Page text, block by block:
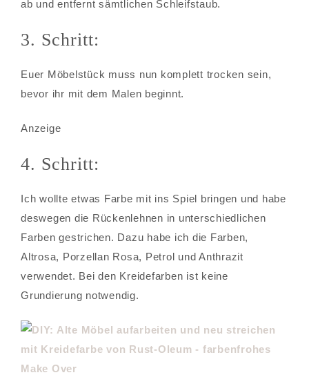
ab und entfernt sämtlichen Schleifstaub.
3. Schritt:
Euer Möbelstück muss nun komplett trocken sein,
bevor ihr mit dem Malen beginnt.
Anzeige
4. Schritt:
Ich wollte etwas Farbe mit ins Spiel bringen und habe
deswegen die Rückenlehnen in unterschiedlichen
Farben gestrichen. Dazu habe ich die Farben,
Altrosa, Porzellan Rosa, Petrol und Anthrazit
verwendet. Bei den Kreidefarben ist keine
Grundierung notwendig.